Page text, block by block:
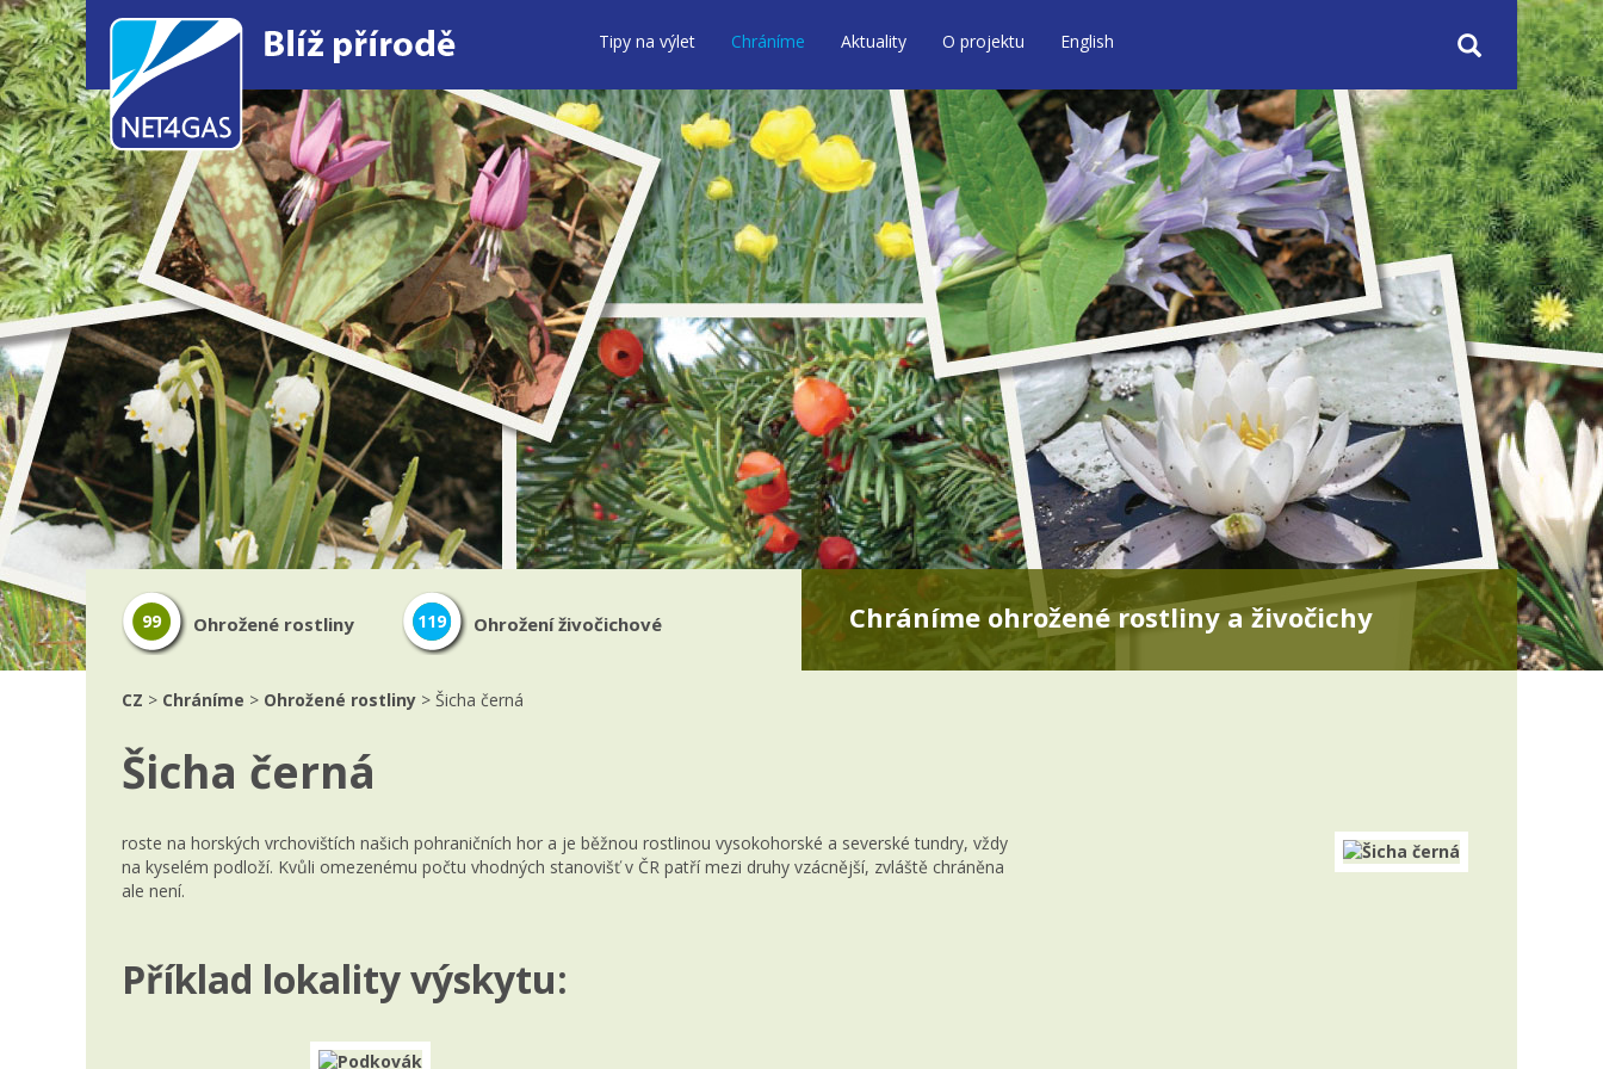
Tipy na výlet Chráníme Aktuality O projektu English
Chráníme ohrožené rostliny a živočichy
99 Ohrožené rostliny 119 Ohrožení živočichové
CZ > Chráníme > Ohrožené rostliny > Šicha černá
Šicha černá
roste na horských vrchovištích našich pohraničních hor a je běžnou rostlinou vysokohorské a severské tundry, vždy
na kyselém podloží. Kvůli omezenému počtu vhodných stanovišť v ČR patří mezi druhy vzácnější, zvláště chráněna
ale není.
Příklad lokality výskytu: